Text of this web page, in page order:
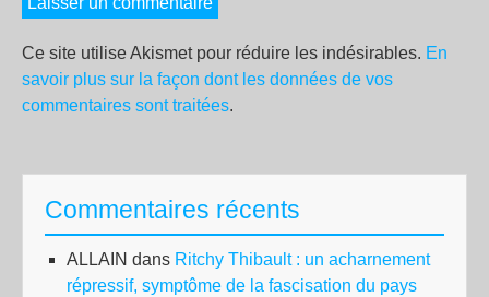
Ce site utilise Akismet pour réduire les indésirables. En
savoir plus sur la façon dont les données de vos
commentaires sont traitées.
Commentaires récents
ALLAIN dans Ritchy Thibault : un acharnement
répressif, symptôme de la fascisation du pays